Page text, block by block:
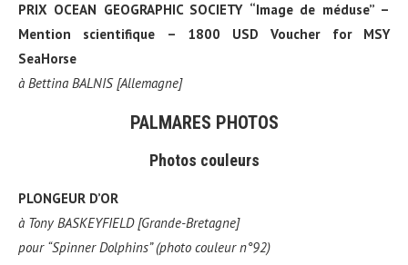
PRIX OCEAN GEOGRAPHIC SOCIETY “Image de méduse” –
Mention scientifique – 1800 USD Voucher for MSY
SeaHorse
à Bettina BALNIS [Allemagne]
PALMARES PHOTOS
Photos couleurs
PLONGEUR D’OR
à Tony BASKEYFIELD [Grande-Bretagne]
pour “Spinner Dolphins” (photo couleur n°92)